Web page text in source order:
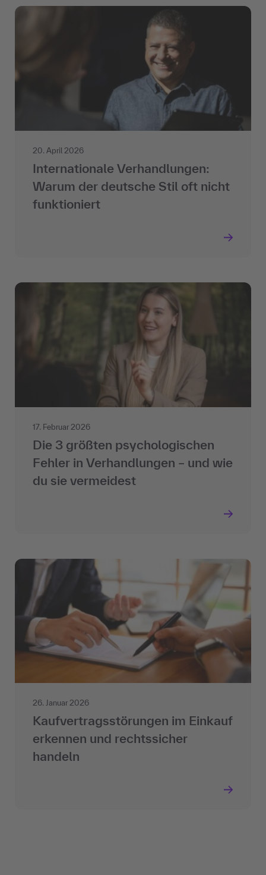
20. April 2026
Internationale Verhandlungen:
Warum der deutsche Stil oft nicht
funktioniert
17. Februar 2026
Die 3 größten psychologischen
Fehler in Verhandlungen – und wie
du sie vermeidest
26. Januar 2026
Kaufvertragsstörungen im Einkauf
erkennen und rechtssicher
handeln